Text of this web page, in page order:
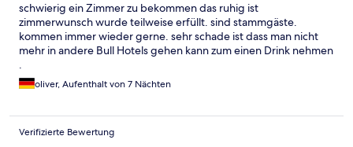
schwierig ein Zimmer zu bekommen das ruhig ist
zimmerwunsch wurde teilweise erfüllt. sind stammgäste.
kommen immer wieder gerne. sehr schade ist dass man nicht
mehr in andere Bull Hotels gehen kann zum einen Drink nehmen
.
oliver, Aufenthalt von 7 Nächten
Verifizierte Bewertung